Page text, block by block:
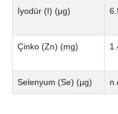
İyodür (I) (µg)
Çinko (Zn) (mg)
Selenyum (Se) (µg)